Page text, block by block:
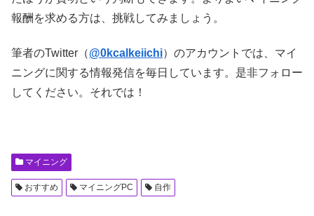
報酬を求める方は、挑戦してみましょう。
筆者のTwitter（@0kcalkeiichi）のアカウントでは、マイ
ニングに関する情報発信を毎日しています。是非フォロー
してください。それでは！
マイニング
おすすめ マイニングPC 自作